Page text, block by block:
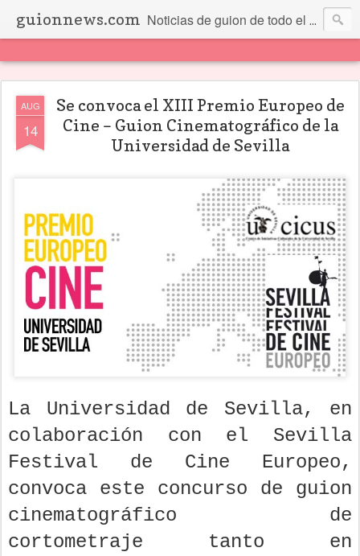
guionnews.com Noticias de guion de todo el mundo... Y más.
AUG
14
Se convoca el XIII Premio Europeo de
Cine – Guion Cinematográfico de la
Universidad de Sevilla
La Universidad de Sevilla, en
colaboración con el Sevilla
Festival de Cine Europeo,
convoca este concurso de guion
cinematográfico de
cortometraje tanto en